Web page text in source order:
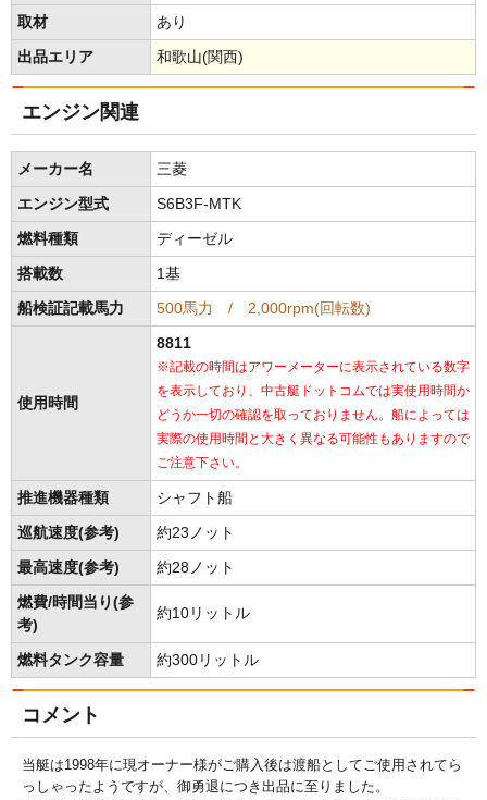
取材 あり
出品エリア 和歌山(関西)
エンジン関連
メーカー名 三菱
エンジン型式 S6B3F-MTK
燃料種類 ディーゼル
搭載数 1基
船検証記載馬力 500馬力 / 2,000rpm(回転数)
使用時間
8811
※記載の時間はアワーメーターに表示されている数字
を表示しており、中古艇ドットコムでは実使用時間か
どうか一切の確認を取っておりません。船によっては
実際の使用時間と大きく異なる可能性もありますので
ご注意下さい。
推進機器種類 シャフト船
巡航速度(参考) 約23ノット
最高速度(参考) 約28ノット
燃費/時間当り(参
考)
約10リットル
燃料タンク容量 約300リットル
コメント
当艇は1998年に現オーナー様がご購入後は渡船としてご使用されてら
っしゃったようですが、御勇退につき出品に至りました。